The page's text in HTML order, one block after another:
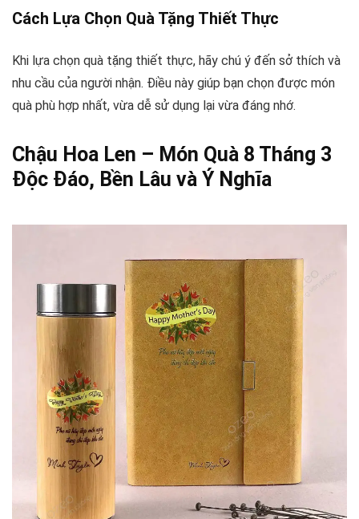
Cách Lựa Chọn Quà Tặng Thiết Thực
Khi lựa chọn quà tặng thiết thực, hãy chú ý đến sở thích và
nhu cầu của người nhận. Điều này giúp bạn chọn được món
quà phù hợp nhất, vừa dễ sử dụng lại vừa đáng nhớ.
Chậu Hoa Len – Món Quà 8 Tháng 3
Độc Đáo, Bền Lâu và Ý Nghĩa